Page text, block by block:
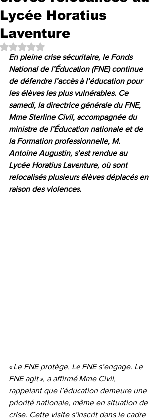
Lycée Horatius
Laventure
Noté NaN étoiles sur 5.
En pleine crise sécuritaire, le Fonds
National de l’Éducation (FNE) continue
de défendre l’accès à l’éducation pour
les élèves les plus vulnérables. Ce
samedi, la directrice générale du FNE,
Mme Sterline Civil, accompagnée du
ministre de l’Éducation nationale et de
la Formation professionnelle, M.
Antoine Augustin, s’est rendue au
Lycée Horatius Laventure, où sont
relocalisés plusieurs élèves déplacés en
raison des violences.
« Le FNE protège. Le FNE s’engage. Le
FNE agit », a affirmé Mme Civil,
rappelant que l’éducation demeure une
priorité nationale, même en situation de
crise. Cette visite s’inscrit dans le cadre